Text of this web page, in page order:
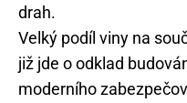
drah.
Velký podíl viny na
již jde o odklad
moderního